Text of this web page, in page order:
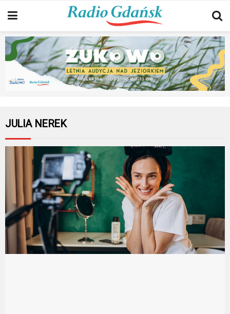
JULIA NEREK